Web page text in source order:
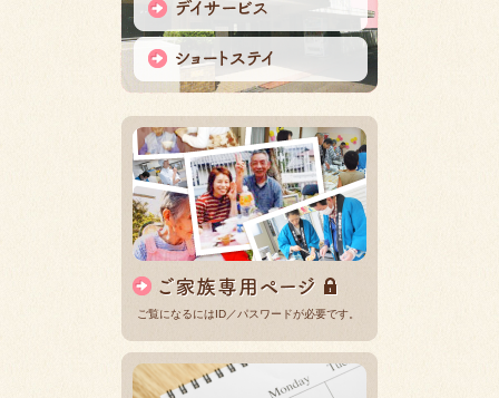
ご覧になるにはID／パスワードが必要です。